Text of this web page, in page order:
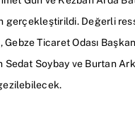
gerçekleştirildi. Değerli
Ticaret Odası
Sedat Soybay ve Burtan